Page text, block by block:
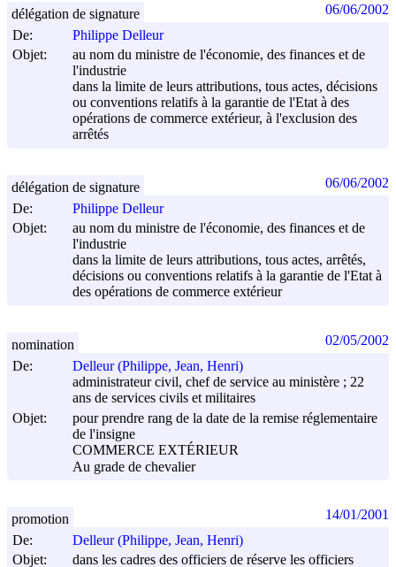
De:
Philippe Delleur
Objet:
au nom du ministre de l'économie, des finances et de
l'industrie
dans la limite de leurs attributions, tous actes, décisions
ou conventions relatifs à la garantie de l'Etat à des
opérations de commerce extérieur, à l'exclusion des
arrêtés
délégation de signature 06/06/2002
De:
Philippe Delleur
Objet:
au nom du ministre de l'économie, des finances et de
l'industrie
dans la limite de leurs attributions, tous actes, arrêtés,
décisions ou conventions relatifs à la garantie de l'Etat à
des opérations de commerce extérieur
délégation de signature 06/06/2002
De:
Delleur (Philippe, Jean, Henri)
administrateur civil, chef de service au ministère ; 22
ans de services civils et militaires
Objet:
pour prendre rang de la date de la remise réglementaire
de l'insigne
COMMERCE EXTÉRIEUR
Au grade de chevalier
nomination 02/05/2002
De:
Delleur (Philippe, Jean, Henri)
Objet:
dans les cadres des officiers de réserve les officiers
promotion 14/01/2001